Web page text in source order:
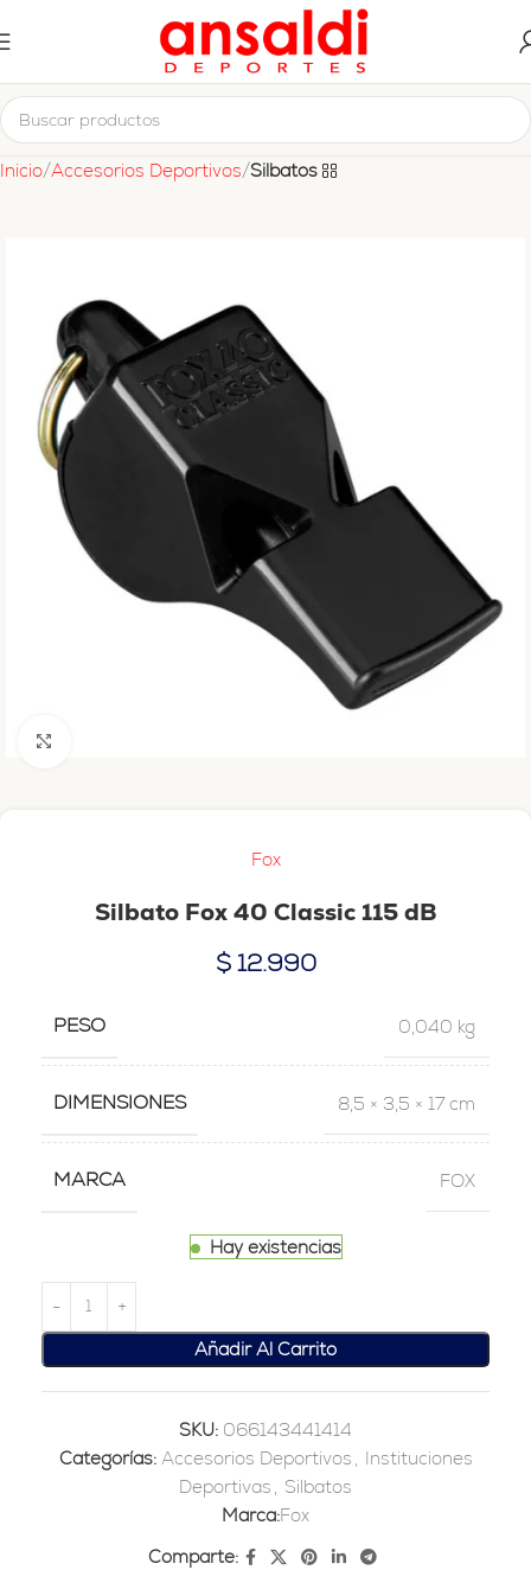
Inicio Accesorios Deportivos Silbatos
Fox
Silbato Fox 40 Classic 115 dB
$12.990
PESO 0,040 kg
DIMENSIONES 8,5 × 3,5 × 17 cm
MARCA FOX
Hay existencias
Añadir Al Carrito
SKU: 066143441414
Categorías: Accesorios Deportivos , Instituciones
Deportivas , Silbatos
Marca:Fox
Comparte: